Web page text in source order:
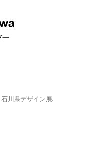
石川県デザイン展.